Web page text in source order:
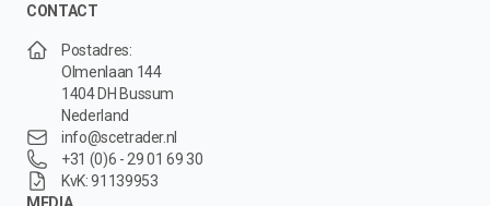
CONTACT
Postadres:
Olmenlaan 144
1404 DH Bussum
Nederland
info@scetrader.nl
+31 (0)6 - 29 01 69 30
KvK: 91139953